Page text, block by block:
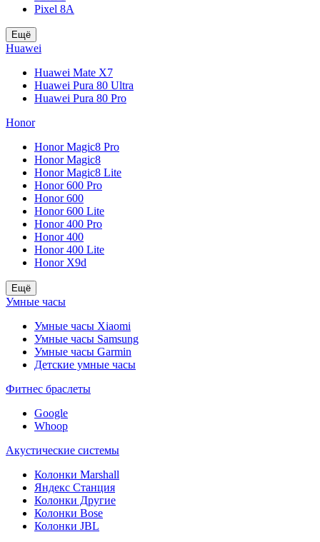
Pixel 8A
Ещё
Huawei
Huawei Mate X7
Huawei Pura 80 Ultra
Huawei Pura 80 Pro
Honor
Honor Magic8 Pro
Honor Magic8
Honor Magic8 Lite
Honor 600 Pro
Honor 600
Honor 600 Lite
Honor 400 Pro
Honor 400
Honor 400 Lite
Honor X9d
Ещё
Умные часы
Умные часы Xiaomi
Умные часы Samsung
Умные часы Garmin
Детские умные часы
Фитнес браслеты
Google
Whoop
Акустические системы
Колонки Marshall
Яндекс Станция
Колонки Другие
Колонки Bose
Колонки JBL